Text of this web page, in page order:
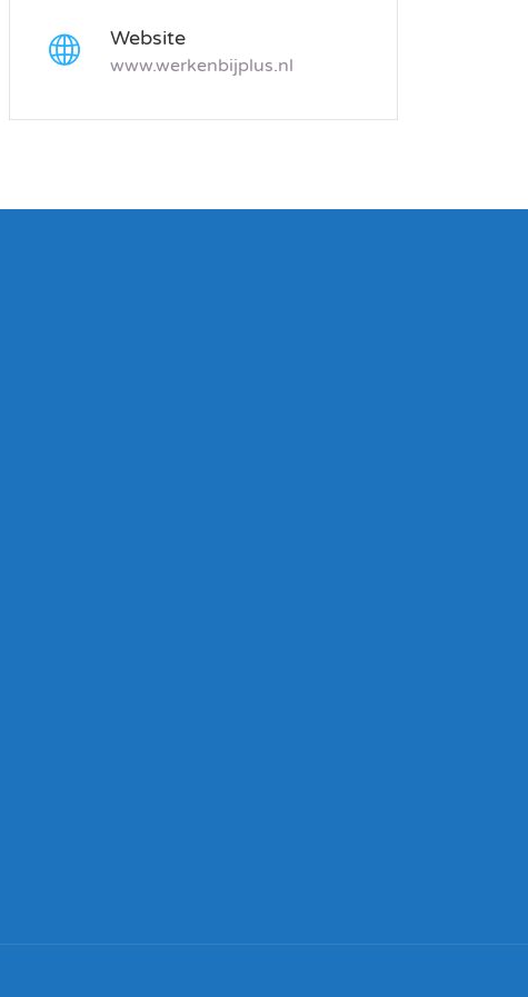
Website
www.werkenbijplus.nl